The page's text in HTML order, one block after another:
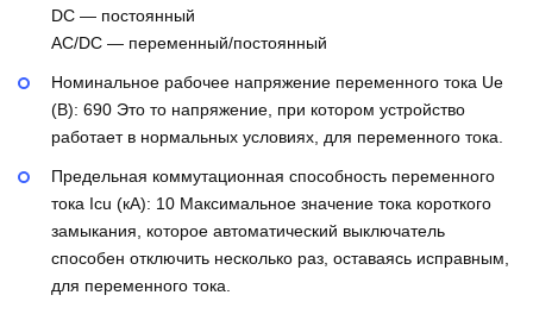
DC — постоянный
AC/DC — переменный/постоянный
Номинальное рабочее напряжение переменного тока Ue
(В): 690 Это то напряжение, при котором устройство
работает в нормальных условиях, для переменного тока.
Предельная коммутационная способность переменного
тока Icu (кА): 10 Максимальное значение тока короткого
замыкания, которое автоматический выключатель
способен отключить несколько раз, оставаясь исправным,
для переменного тока.